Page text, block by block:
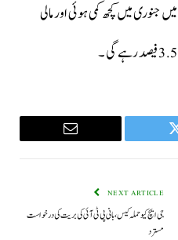
جنوری میں کچھ کمی ہوئی اور مالی
Twitter
Email
NEXT ARTICLE
جی ایچ کیو حملہ کیس، بانی پی ٹی آئی کی بریت کی درخواست
مسترد